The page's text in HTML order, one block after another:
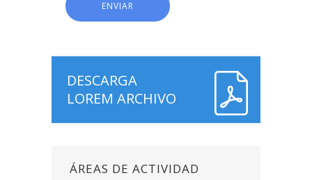
DESCARGA
LOREM ARCHIVO
ÁREAS DE ACTIVIDAD